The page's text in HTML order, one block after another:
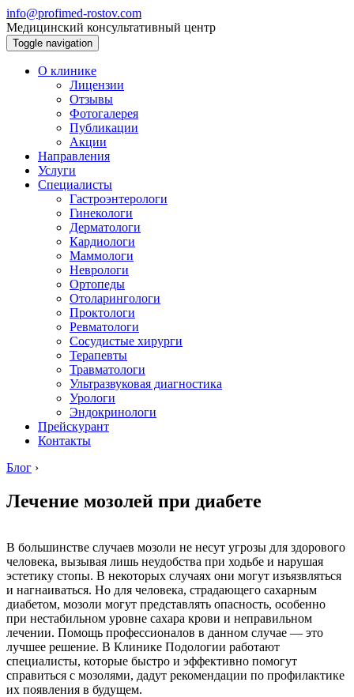
info@profimed-rostov.com
Медицинский консультативный центр
Toggle navigation
О клинике
Лицензии
Отзывы
Фотогалерея
Публикации
Акции
Направления
Услуги
Специалисты
Гастроэнтерологи
Гинекологи
Дерматологи
Кардиологи
Маммологи
Неврологи
Ортопеды
Отоларингологи
Проктологи
Ревматологи
Сосудистые хирурги
Терапевты
Травматологи
Ультразвуковая диагностика
Урологи
Эндокринологи
Прейскурант
Контакты
Блог ›
Лечение мозолей при диабете
В большинстве случаев мозоли не несут угрозы для здорового
человека, вызывая лишь неудобства при ходьбе и нарушая
эстетику стопы. В некоторых случаях они могут изъязвляться
и нагнаиваться. Но для человека, страдающего сахарным
диабетом, мозоли могут представлять опасность, особенно
при нестабильном уровне сахара крови и неправильном
лечении. Помощь профессионалов в данном случае — это
лучшее решение. В Клинике Подологии работают
специалисты, которые быстро и эффективно помогут
справиться с мозолями, дадут рекомендации по профилактике
их появления в будущем.